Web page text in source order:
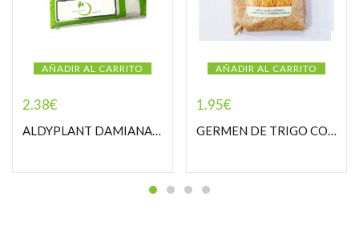
AÑADIR AL CARRITO
2.38€
ALDYPLANT DAMIANA PASTORCILLA
AÑADIR AL CARRITO
1.95€
GERMEN DE TRIGO COPOS PASTORCILLA